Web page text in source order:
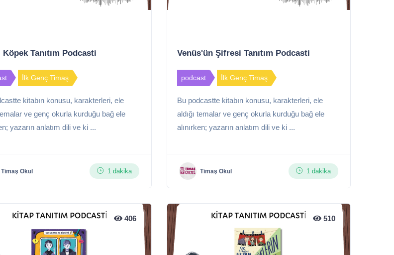
Köpek Tanıtım Podcasti
İlk Genç Timaş
kitabın konusu, karakterleri, ele
ve genç okurla kurduğu bağ ele
yazarın anlatım dili ve ki ...
Timaş Okul 1 dakika
Venüs'ün Şifresi Tanıtım Podcasti
podcast İlk Genç Timaş
Bu podcastte kitabın konusu, karakterleri, ele
aldığı temalar ve genç okurla kurduğu bağ ele
alınırken; yazarın anlatım dili ve ki ...
Timaş Okul 1 dakika
406 510